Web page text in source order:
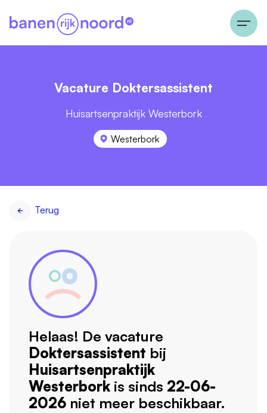
Vacature Doktersassistent
Huisartsenpraktijk Westerbork
Westerbork
Terug
Helaas! De vacature
Doktersassistent bij
Huisartsenpraktijk
Westerbork is sinds 22-06-
2026 niet meer beschikbaar.